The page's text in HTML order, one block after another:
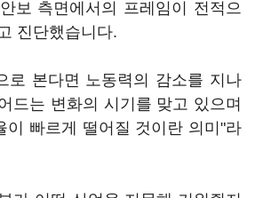
보 측면에서의 프레임이 전적으
진단했습니다.
로 본다면 노동력의 감소를 지나
드는 변화의 시기를 맞고 있으며
이 빠르게 떨어질 것이란 의미"라